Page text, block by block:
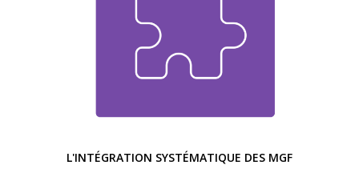
L'INTÉGRATION SYSTÉMATIQUE DES MGF